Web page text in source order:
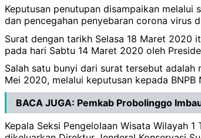
Keputusan penutupan disampaikan melalui
dan pencegahan penyebaran corona virus
Surat dengan tarikh Selasa 18 Maret 2020
pada hari Sabtu 14 Maret 2020 oleh
Salah satu bunyi dari surat tersebut
Mei 2020, melalui keputusan kepada BNPB
BACA JUGA: Pemkab Probolinggo
Kepala Seksi Pengelolaan Wisata Wilayah